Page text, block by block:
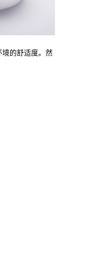
境的舒适度。然